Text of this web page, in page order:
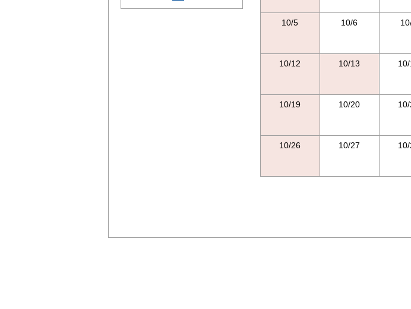
10/5 10/6
10/12 10/13
10/19 10/20 10/
10/26 10/27